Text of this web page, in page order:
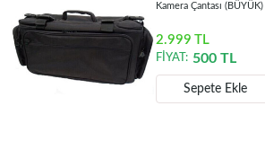
Kamera Çantası (BÜYÜK)
2.999 TL
FİYAT: 500 TL
Sepete Ekle